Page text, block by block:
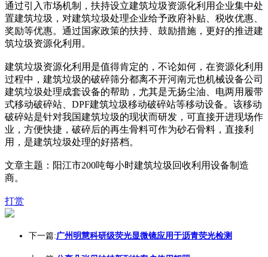
通过引入市场机制，扶持设立建筑垃圾资源化利用企业集中处
置建筑垃圾，对建筑垃圾处理企业给予政府补贴、税收优惠、
奖励等优惠。通过国家政策的扶持、鼓励措施，更好的推进建
筑垃圾资源化利用。
建筑垃圾资源化利用是值得肯定的，不论如何，在资源化利用
过程中，建筑垃圾的破碎筛分都离不开河南元也机械设备公司
建筑垃圾处理成套设备的帮助，尤其是无扬尘油、电两用履带
式移动破碎站、DPF建筑垃圾移动破碎站等移动设备。该移动
破碎站是针对我国建筑垃圾的现状而研发，可直接开进现场作
业，方便快捷，破碎后的再生骨料可作为砂石骨料，直接利
用，是建筑垃圾处理的好搭档。
文章主题：阳江市200吨每小时建筑垃圾回收利用设备制造
商。
打赏
下一篇:广州明慧科研级荧光显微镜应用于沥青荧光检测